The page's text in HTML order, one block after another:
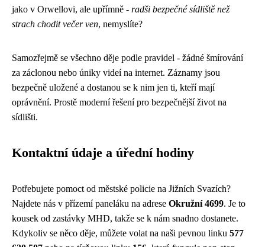
jako v Orwellovi, ale upřímně - radši bezpečné sídliště než
strach chodit večer ven, nemyslíte?
Samozřejmě se všechno děje podle pravidel - žádné šmírování
za záclonou nebo úniky videí na internet. Záznamy jsou
bezpečně uložené a dostanou se k nim jen ti, kteří mají
oprávnění. Prostě moderní řešení pro bezpečnější život na
sídlišti.
Kontaktní údaje a úřední hodiny
Potřebujete pomoct od městské policie na Jižních Svazích?
Najdete nás v přízemí paneláku na adrese Okružní 4699. Je to
kousek od zastávky MHD, takže se k nám snadno dostanete.
Kdykoliv se něco děje, můžete volat na naši pevnou linku 577